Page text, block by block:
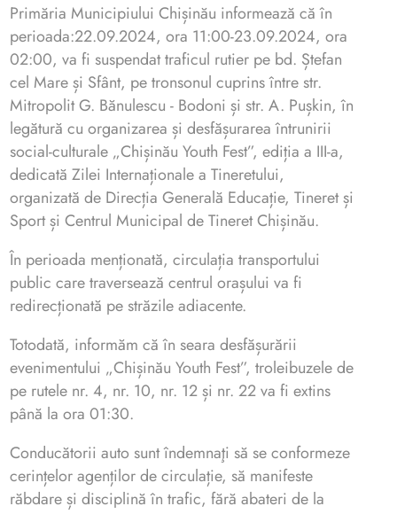
Primăria Municipiului Chișinău informează că în
perioada:22.09.2024, ora 11:00-23.09.2024, ora
02:00, va fi suspendat traficul rutier pe bd. Ștefan
cel Mare și Sfânt, pe tronsonul cuprins între str.
Mitropolit G. Bănulescu - Bodoni și str. A. Pușkin, în
legătură cu organizarea și desfășurarea întrunirii
social-culturale „Chișinău Youth Fest”, ediția a III-a,
dedicată Zilei Internaționale a Tineretului,
organizată de Direcția Generală Educație, Tineret și
Sport și Centrul Municipal de Tineret Chișinău.
În perioada menționată, circulația transportului
public care traversează centrul orașului va fi
redirecționată pe străzile adiacente.
Totodată, informăm că în seara desfășurării
evenimentului „Chișinău Youth Fest”, troleibuzele de
pe rutele nr. 4, nr. 10, nr. 12 și nr. 22 va fi extins
până la ora 01:30.
Conducătorii auto sunt îndemnaţi să se conformeze
cerințelor agenților de circulație, să manifeste
răbdare și disciplină în trafic, fără abateri de la